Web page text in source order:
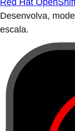
Red Hat
Desenvolva,
escala.